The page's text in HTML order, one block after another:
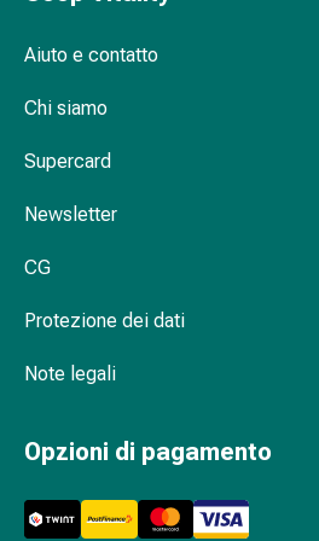
Osteoporosi
Protezione
prodotti
gli
contro
per
Antiparassitario
Aiuto e contatto
Chi siamo
Supercard
Newsletter
CG
Protezione dei dati
Note legali
Opzioni di pagamento